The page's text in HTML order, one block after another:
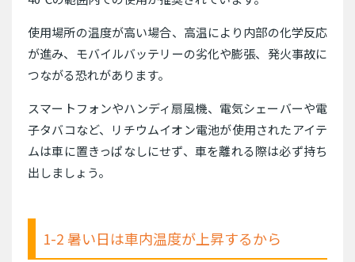
使用場所の温度が高い場合、高温により内部の化学反応
が進み、モバイルバッテリーの劣化や膨張、発火事故に
つながる恐れがあります。
スマートフォンやハンディ扇風機、電気シェーバーや電
子タバコなど、リチウムイオン電池が使用されたアイテ
ムは車に置きっぱなしにせず、車を離れる際は必ず持ち
出しましょう。
1-2 暑い日は車内温度が上昇するから